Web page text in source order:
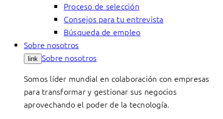
Proceso de selección
Consejos para tu entrevista
Búsqueda de empleo
Sobre nosotros
link Sobre nosotros
Somos líder mundial en colaboración con empresas
para transformar y gestionar sus negocios
aprovechando el poder de la tecnología.